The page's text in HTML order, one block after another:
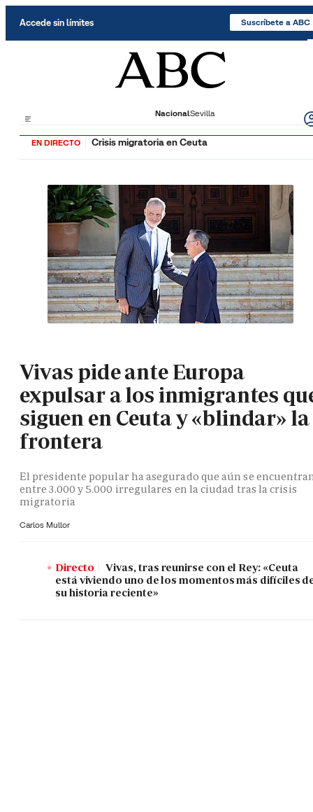
Accede sin límites Suscríbete a ABC
NacionalSevilla
EN DIRECTO Crisis migratoria en Ceuta
Vivas pide ante Europa
expulsar a los inmigrantes
siguen en Ceuta y «blindar» la
frontera
El presidente popular ha asegurado que aún se
entre 3.000 y 5.000 irregulares en la ciudad tras la crisis
migratoria
Carlos Mullor
Directo
Vivas, tras reunirse con el Rey: «Ceuta
está viviendo uno de los momentos más difíciles
su historia reciente»